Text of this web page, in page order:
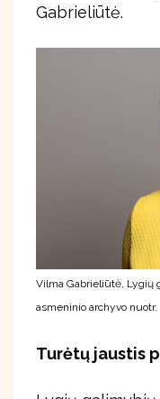
Gabrieliūtė.
Vilma Gabrieliūtė, Lygių
asmeninio archyvo nuotr.
Turėtų jaustis